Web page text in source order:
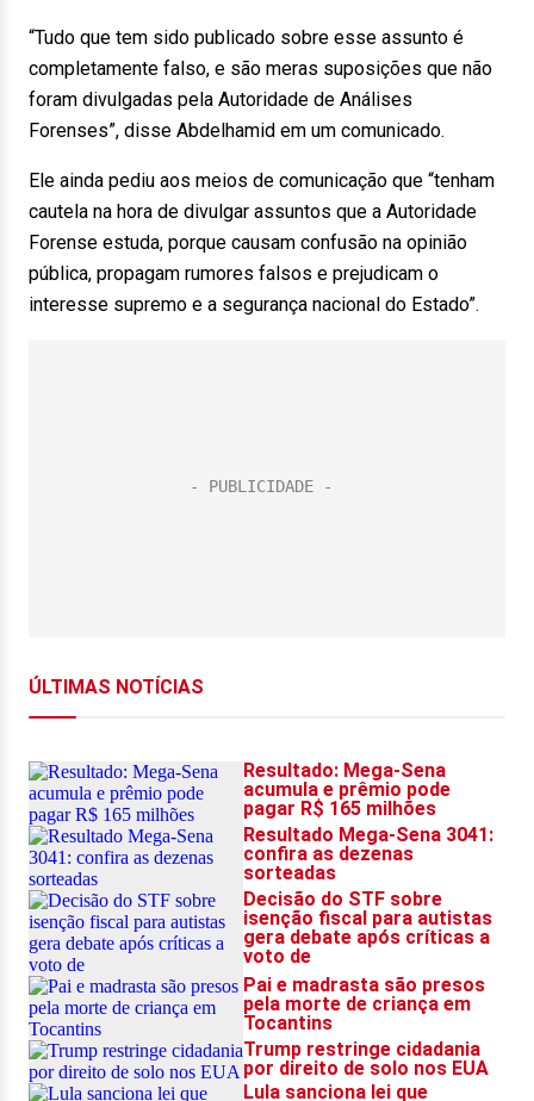
“Tudo que tem sido publicado sobre esse assunto é
completamente falso, e são meras suposições que não
foram divulgadas pela Autoridade de Análises
Forenses”, disse Abdelhamid em um comunicado.
Ele ainda pediu aos meios de comunicação que “tenham
cautela na hora de divulgar assuntos que a Autoridade
Forense estuda, porque causam confusão na opinião
pública, propagam rumores falsos e prejudicam o
interesse supremo e a segurança nacional do Estado”.